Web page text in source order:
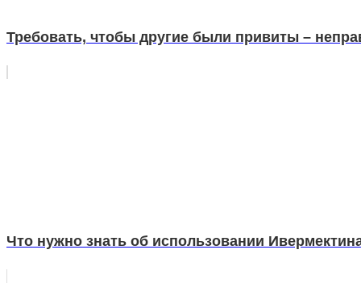
Требовать, чтобы другие были привиты –
Что нужно знать об использовании